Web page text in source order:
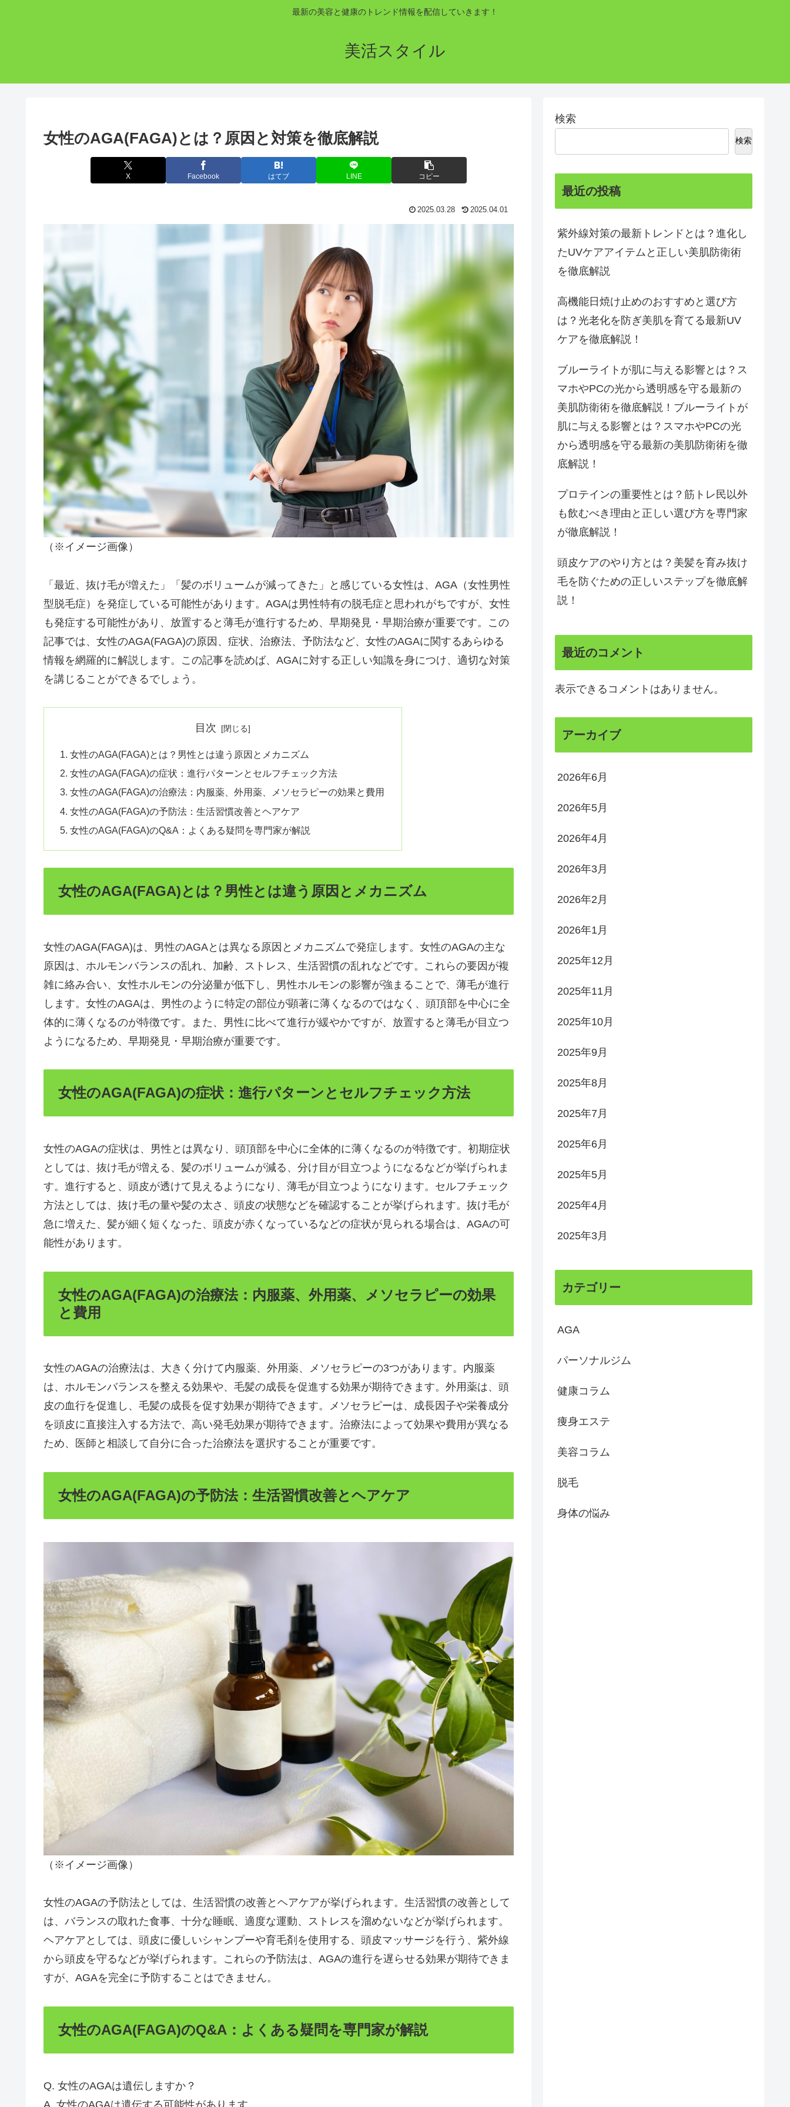
最新の美容と健康のトレンド情報を配信していきます！
美活スタイル
女性のAGA(FAGA)とは？原因と対策を徹底解説
X Facebook はてブ LINE コピー
2025.03.28 2025.04.01
（※イメージ画像）
「最近、抜け毛が増えた」「髪のボリュームが減ってきた」と感じている女性は、AGA（女性男性
型脱毛症）を発症している可能性があります。AGAは男性特有の脱毛症と思われがちですが、女性
も発症する可能性があり、放置すると薄毛が進行するため、早期発見・早期治療が重要です。この
記事では、女性のAGA(FAGA)の原因、症状、治療法、予防法など、女性のAGAに関するあらゆる
情報を網羅的に解説します。この記事を読めば、AGAに対する正しい知識を身につけ、適切な対策
を講じることができるでしょう。
目次
女性のAGA(FAGA)とは？男性とは違う原因とメカニズム
女性のAGA(FAGA)の症状：進行パターンとセルフチェック方法
女性のAGA(FAGA)の治療法：内服薬、外用薬、メソセラピーの効果と費用
女性のAGA(FAGA)の予防法：生活習慣改善とヘアケア
女性のAGA(FAGA)のQ&A：よくある疑問を専門家が解説
女性のAGA(FAGA)とは？男性とは違う原因とメカニズム
女性のAGA(FAGA)は、男性のAGAとは異なる原因とメカニズムで発症します。女性のAGAの主な
原因は、ホルモンバランスの乱れ、加齢、ストレス、生活習慣の乱れなどです。これらの要因が複
雑に絡み合い、女性ホルモンの分泌量が低下し、男性ホルモンの影響が強まることで、薄毛が進行
します。女性のAGAは、男性のように特定の部位が顕著に薄くなるのではなく、頭頂部を中心に全
体的に薄くなるのが特徴です。また、男性に比べて進行が緩やかですが、放置すると薄毛が目立つ
ようになるため、早期発見・早期治療が重要です。
女性のAGA(FAGA)の症状：進行パターンとセルフチェック方法
女性のAGAの症状は、男性とは異なり、頭頂部を中心に全体的に薄くなるのが特徴です。初期症状
としては、抜け毛が増える、髪のボリュームが減る、分け目が目立つようになるなどが挙げられま
す。進行すると、頭皮が透けて見えるようになり、薄毛が目立つようになります。セルフチェック
方法としては、抜け毛の量や髪の太さ、頭皮の状態などを確認することが挙げられます。抜け毛が
急に増えた、髪が細く短くなった、頭皮が赤くなっているなどの症状が見られる場合は、AGAの可
能性があります。
女性のAGA(FAGA)の治療法：内服薬、外用薬、メソセラピーの効果
と費用
女性のAGAの治療法は、大きく分けて内服薬、外用薬、メソセラピーの3つがあります。内服薬
は、ホルモンバランスを整える効果や、毛髪の成長を促進する効果が期待できます。外用薬は、頭
皮の血行を促進し、毛髪の成長を促す効果が期待できます。メソセラピーは、成長因子や栄養成分
を頭皮に直接注入する方法で、高い発毛効果が期待できます。治療法によって効果や費用が異なる
ため、医師と相談して自分に合った治療法を選択することが重要です。
女性のAGA(FAGA)の予防法：生活習慣改善とヘアケア
（※イメージ画像）
女性のAGAの予防法としては、生活習慣の改善とヘアケアが挙げられます。生活習慣の改善として
は、バランスの取れた食事、十分な睡眠、適度な運動、ストレスを溜めないなどが挙げられます。
ヘアケアとしては、頭皮に優しいシャンプーや育毛剤を使用する、頭皮マッサージを行う、紫外線
から頭皮を守るなどが挙げられます。これらの予防法は、AGAの進行を遅らせる効果が期待できま
すが、AGAを完全に予防することはできません。
女性のAGA(FAGA)のQ&A：よくある疑問を専門家が解説
Q. 女性のAGAは遺伝しますか？
A. 女性のAGAは遺伝する可能性があります。
検索
検索
最近の投稿
紫外線対策の最新トレンドとは？進化し
たUVケアアイテムと正しい美肌防衛術
を徹底解説
高機能日焼け止めのおすすめと選び方
は？光老化を防ぎ美肌を育てる最新UV
ケアを徹底解説！
ブルーライトが肌に与える影響とは？ス
マホやPCの光から透明感を守る最新の
美肌防衛術を徹底解説！ブルーライトが
肌に与える影響とは？スマホやPCの光
から透明感を守る最新の美肌防衛術を徹
底解説！
プロテインの重要性とは？筋トレ民以外
も飲むべき理由と正しい選び方を専門家
が徹底解説！
頭皮ケアのやり方とは？美髪を育み抜け
毛を防ぐための正しいステップを徹底解
説！
最近のコメント
表示できるコメントはありません。
アーカイブ
2026年6月
2026年5月
2026年4月
2026年3月
2026年2月
2026年1月
2025年12月
2025年11月
2025年10月
2025年9月
2025年8月
2025年7月
2025年6月
2025年5月
2025年4月
2025年3月
カテゴリー
AGA
パーソナルジム
健康コラム
痩身エステ
美容コラム
脱毛
身体の悩み